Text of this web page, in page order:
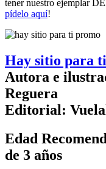
tener nuestro ejemplar
pídelo aquí!
Hay sitio para ti
Autora e
Reguera
Editorial:
Edad
de 3 años